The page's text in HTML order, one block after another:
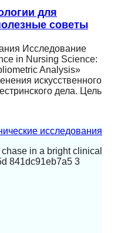
для
советы
Исследование
in Nursing Science:
Analysis»
искусственного
дела. Цель
исследования